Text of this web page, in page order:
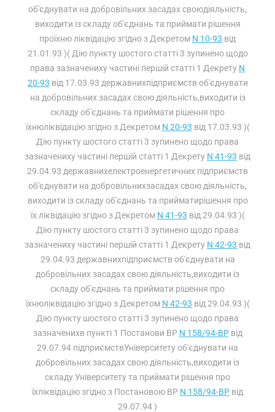
об'єднувати на добровільних засадах своюдіяльність,
виходити із складу об'єднань та приймати рішення
проїхню ліквідацію згідно з Декретом N 10-93 від
21.01.93 )( Дію пункту шостого статті 3 зупинено щодо
права зазначениху частині першій статті 1 Декрету N
20-93 від 17.03.93 державнихпідприємств об'єднувати
на добровільних засадах свою діяльність,виходити із
складу об'єднань та приймати рішення про
їхнюліквідацію згідно з Декретом N 20-93 від 17.03.93 )(
Дію пункту шостого статті 3 зупинено щодо права
зазначениху частині першій статті 1 Декрету N 41-93 від
29.04.93 державнихелектроенергетичних підприємств
об'єднувати на добровільнихзасадах свою діяльність,
виходити із складу об'єднань та прийматирішення про
їх ліквідацію згідно з Декретом N 41-93 від 29.04.93 )(
Дію пункту шостого статті 3 зупинено щодо права
зазначениху частині першій статті 1 Декрету N 42-93 від
29.04.93 державнихпідприємств об'єднувати на
добровільних засадах свою діяльність,виходити із
складу об'єднань та приймати рішення про
їхнюліквідацію згідно з Декретом N 42-93 від 29.04.93 )(
Дію пункту шостого статті 3 зупинено щодо права
зазначенихв пункті 1 Постанови ВР N 158/94-ВРвід
29.07.94 підприємствУніверситету об'єднувати на
добровільних засадах свою діяльність,виходити із
складу Університету та приймати рішення про
їхліквідацію згідно з Постановою ВР N 158/94-ВР від
29.07.94 )